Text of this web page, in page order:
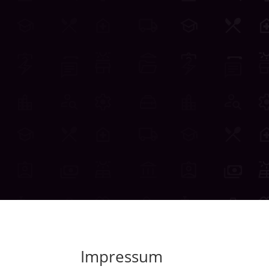
Impressum